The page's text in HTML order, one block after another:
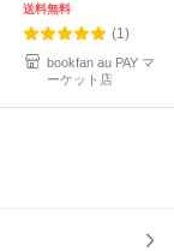
送料無料
(1)
bookfan au PAY マ
ーケット店